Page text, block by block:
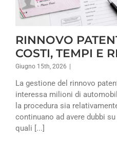
RINNOVO
COSTI, TEMPI E
Giugno 15th, 2026
La gestione del rinnovo
interessa milioni di
la procedura sia
continuano ad avere dubbi
quali [...]